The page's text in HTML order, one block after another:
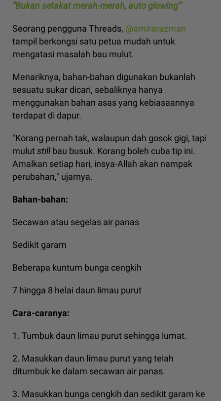
“Bukan setakat merah-merah, auto glowing”
Seorang pengguna Threads, @amirarazman
tampil berkongsi satu petua mudah untuk
mengatasi masalah bau mulut.
Menariknya, bahan-bahan digunakan bukanlah
sesuatu sukar dicari, sebaliknya hanya
menggunakan bahan asas yang kebiasaannya
terdapat di dapur.
"Korang pernah tak, walaupun dah gosok gigi, tapi
mulut stillbau busuk. Korang boleh cuba tip ini.
Amalkan setiap hari, insya-Allah akan nampak
perubahan," ujarnya.
Bahan-bahan:
Secawan atau segelas air panas
Sedikit garam
Beberapa kuntum bunga cengkih
7 hingga 8 helai daun limau purut
Cara-caranya:
1. Tumbuk daun limau purut sehingga lumat.
2. Masukkan daun limau purut yang telah
ditumbuk ke dalam secawan air panas.
3. Masukkan bunga cengkih dan sedikit garam ke